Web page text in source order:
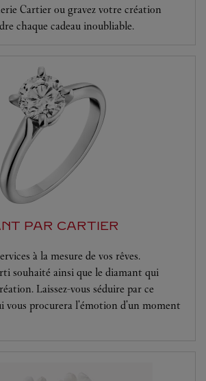
Cartier ou gravez votre création
chaque cadeau inoubliable.
PAR CARTIER
à la mesure de vos rêves.
souhaité ainsi que le diamant qui
Laissez-vous séduire par ce
vous procurera l'émotion d'un moment